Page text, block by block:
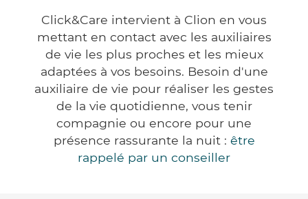
Click&Care intervient à Clion en vous
mettant en contact avec les auxiliaires
de vie les plus proches et les mieux
adaptées à vos besoins. Besoin d'une
auxiliaire de vie pour réaliser les gestes
de la vie quotidienne, vous tenir
compagnie ou encore pour une
présence rassurante la nuit : être
rappelé par un conseiller